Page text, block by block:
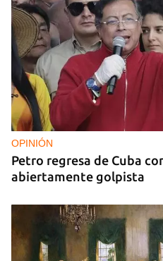
OPINIÓN
Petro regresa de Cuba
abiertamente golpista